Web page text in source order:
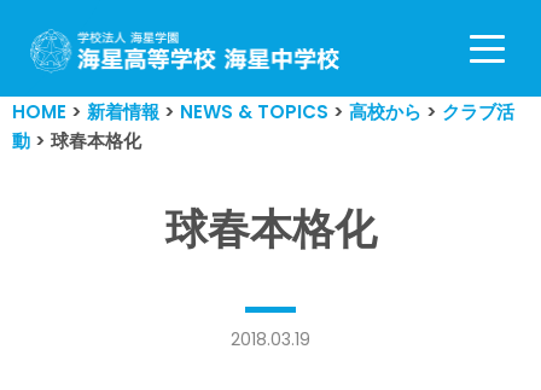
コ
ン
テ
ン
HOME > 新着情報 > NEWS & TOPICS > 高校から > クラブ活
動 > 球春本格化
球春本格化
2018.03.19